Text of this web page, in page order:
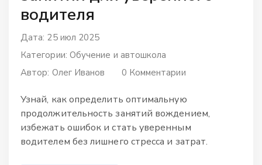
водителя
Дата: 25 июл 2025
Категории: Обучение и автошкола
Автор: Олег Иванов 0 Комментарии
Узнай, как определить оптимальную
продолжительность занятий вождением,
избежать ошибок и стать уверенным
водителем без лишнего стресса и затрат.